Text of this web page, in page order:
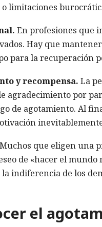
limitaciones
En profesiones que
Hay que
para la recuperación
y recompensa. La
agradecimiento por
de agotamiento. Al
Muchos que eligen una
de «hacer el
la indiferencia de los
el